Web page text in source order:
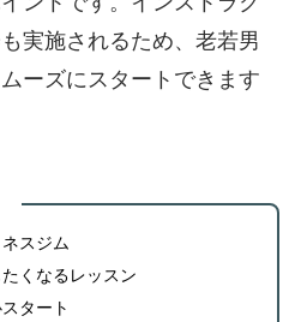
実施されるため、老若男
ーズにスタートできます
スジム
くなるレッスン
タート